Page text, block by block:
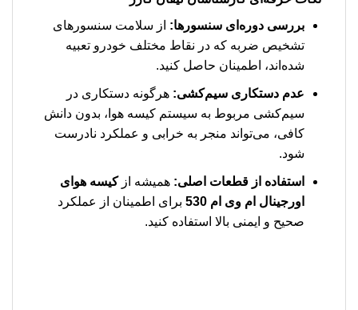
بررسی دوره‌ای سنسورها: از سلامت سنسورهای
تشخیص ضربه که در نقاط مختلف خودرو تعبیه
شده‌اند، اطمینان حاصل کنید.
عدم دستکاری سیم‌کشی: هرگونه دستکاری در
سیم‌کشی مربوط به سیستم کیسه هوا، بدون دانش
کافی، می‌تواند منجر به خرابی و عملکرد نادرست
شود.
استفاده از قطعات اصلی: همیشه ازکیسه هوای
اورجینال ام وی ام 530
برای اطمینان از عملکرد
صحیح و ایمنی بالا استفاده کنید.